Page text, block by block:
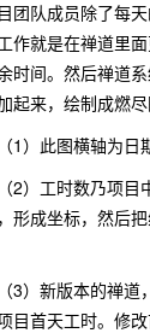
了每天的编
作就是在禅道里
时间。然后禅道
起来，绘制成燃尽
为日期，纵
项目中所有
形成坐标，然后
禅道，燃尽
目首天工时。修